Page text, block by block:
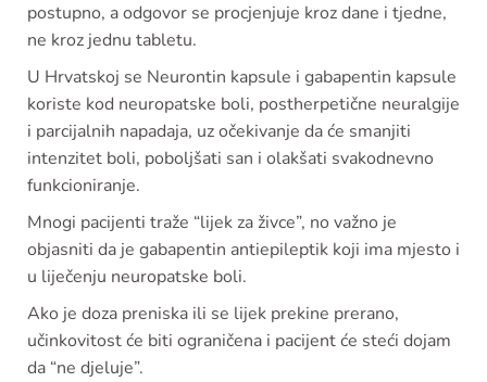
postupno, a odgovor se procjenjuje kroz dane i tjedne,
ne kroz jednu tabletu.
U Hrvatskoj se Neurontin kapsule i gabapentin kapsule
koriste kod neuropatske boli, postherpetične neuralgije
i parcijalnih napadaja, uz očekivanje da će smanjiti
intenzitet boli, poboljšati san i olakšati svakodnevno
funkcioniranje.
Mnogi pacijenti traže “lijek za živce”, no važno je
objasniti da je gabapentin antiepileptik koji ima mjesto i
u liječenju neuropatske boli.
Ako je doza preniska ili se lijek prekine prerano,
učinkovitost će biti ograničena i pacijent će steći dojam
da “ne djeluje”.